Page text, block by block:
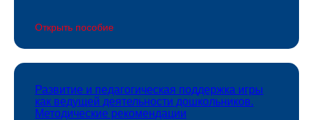
Открыть пособие
Развитие и педагогическая поддержка игры
как ведущей деятельности дошкольников.
Методические рекомендации